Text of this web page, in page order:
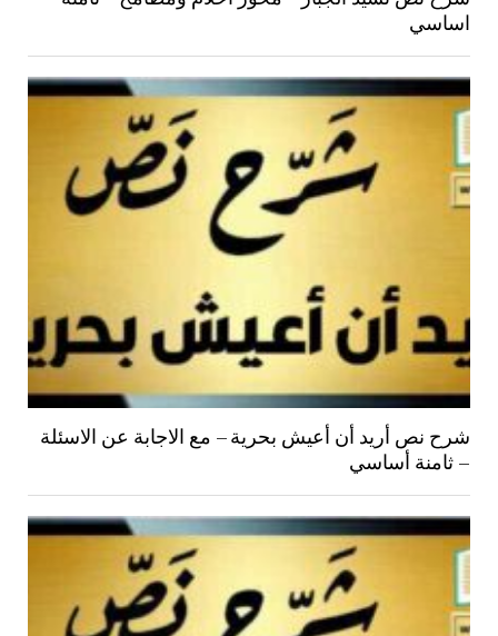
اساسي
شرح نص أريد أن أعيش بحرية – مع الاجابة عن الاسئلة
– ثامنة أساسي